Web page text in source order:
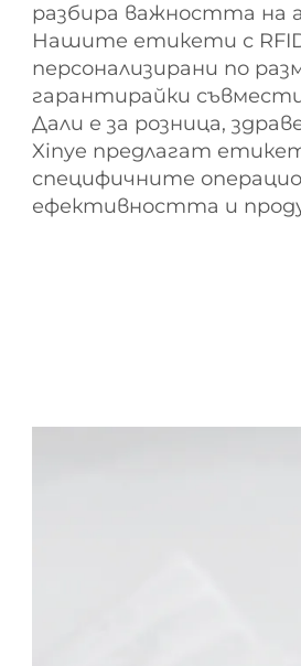
разбира важността на
Нашите етикети с
персонализирани по
гарантирайки
Дали е за розница,
Xinye предлагат
специфичните
ефективността и